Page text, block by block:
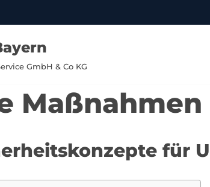
GmbH & Co KG
für